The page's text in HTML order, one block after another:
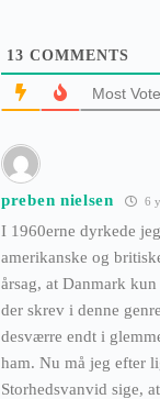
13 COMMENTS
Most
preben nielsen 6
I 1960erne dyrkede
amerikanske og
årsag, at Danmark
der skrev i denne
desværre endt i
ham. Nu må jeg efter
Storhedsvanvid sige,